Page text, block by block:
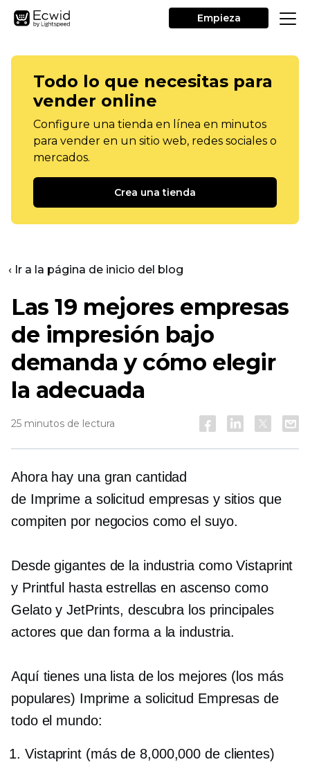
Empieza
Todo lo que necesitas para
vender online
Configure una tienda en línea en minutos
para vender en un sitio web, redes sociales o
mercados.
Crea una tienda
‹ Ir a la página de inicio del blog
Las 19 mejores empresas
de impresión bajo
demanda y cómo elegir
la adecuada
25 minutos de lectura
Ahora hay una gran cantidad
de Imprime a solicitud empresas y sitios que
compiten por negocios como el suyo.
Desde gigantes de la industria como Vistaprint
y Printful hasta estrellas en ascenso como
Gelato y JetPrints, descubra los principales
actores que dan forma a la industria.
Aquí tienes una lista de los mejores (los más
populares) Imprime a solicitud Empresas de
todo el mundo:
Vistaprint (más de 8,000,000 de clientes)